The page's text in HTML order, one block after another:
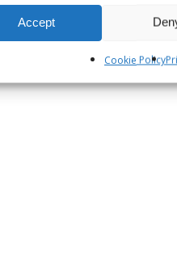
Accept
Cookie Policy
le fosse impossibile
Questo